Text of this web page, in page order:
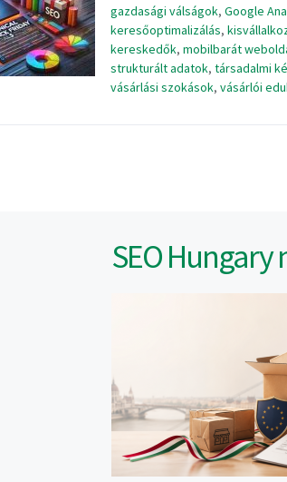
gazdasági válságok, Google
keresőoptimalizálás,
kereskedők, mobilbarát
strukturált adatok, társadalmi
vásárlási szokások, vásárlói
SEO